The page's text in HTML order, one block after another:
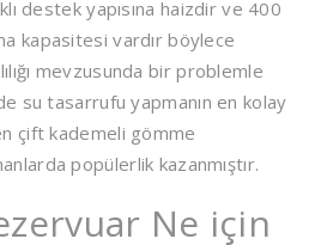
destek yapısına haizdir ve 400
kapasitesi vardır böylece
mevzusunda bir problemle
su tasarrufu yapmanın en kolay
çift kademeli gömme
popülerlik kazanmıştır.
Ne için